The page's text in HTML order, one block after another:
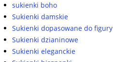
sukienki boho
Sukienki damskie
Sukienki dopasowane do figury
Sukienki dzianinowe
Sukienki eleganckie